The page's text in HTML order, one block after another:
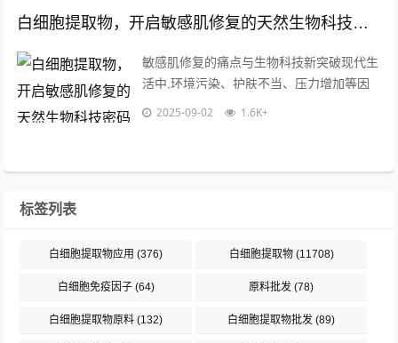
白细胞提取物，开启敏感肌修复的天然生物科技密码
敏感肌修复的痛点与生物科技新突破现代生
活中,环境污染、护肤不当、压力增加等因
素导致敏感肌问题日益普遍，敏感肌主要表
2025-09-02 1.6K+
标签列表
白细胞提取物应用 (376) 白细胞提取物(11708)
白细胞免疫因子(64) 原料批发 (78)
白细胞提取物原料 (132) 白细胞提取物批发 (89)